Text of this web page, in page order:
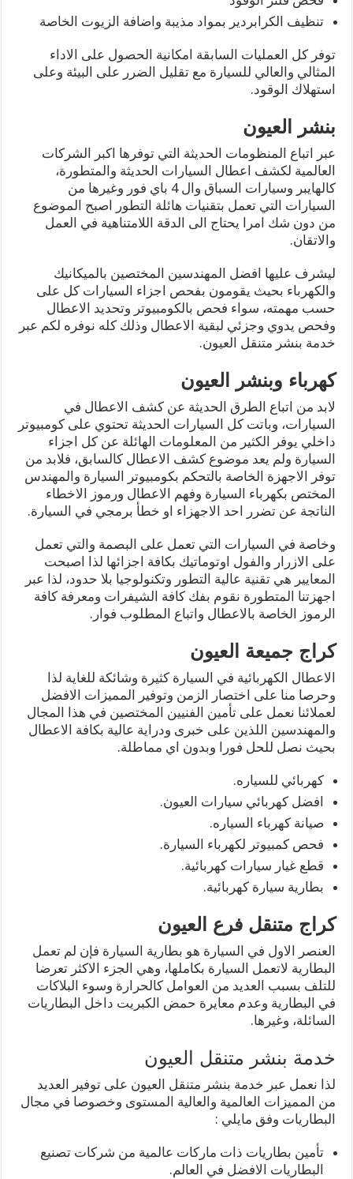
تنظيف الكرابردير بمواد مذيبة واضافة الزيوت الخاصة
توفر كل العمليات السابقة امكانية الحصول على الاداء
المثالي والعالي للسيارة مع تقليل الضرر على البيئة وعلى
استهلاك الوقود.
بنشر العيون
عبر اتباع المنظومات الحديثة التي توفرها اكبر الشركات
العالمية لكشف اعطال السيارات الحديثة والمتطورة،
كالهايبر وسيارات السباق وال 4 باي فور وغيرها من
السيارات التي تعمل بتقنيات هائلة التطور اصبح الموضوع
من دون شك امرا يحتاج الى الدقة اللامتناهية في العمل
والاتقان.
ليشرف عليها افضل المهندسين المختصين بالميكانيك
والكهرباء بحيث يقومون بفحص اجزاء السيارات كل على
حسب مهمته، سواء فحص بالكومبيوتر وتحديد الاعطال
وفحص يدوي وجزئي لبقية الاعطال وذلك كله نوفره لكم عبر
خدمة بنشر متنقل العيون.
كهرباء وبنشر العيون
لابد من اتباع الطرق الحديثة عن كشف الاعطال في
السيارات، وباتت كل السيارات الحديثة تحتوي على كومبيوتر
داخلي يوفر الكثير من المعلومات الهائلة عن كل اجزاء
السيارة ولم يعد موضوع كشف الاعطال كالسابق، فلابد من
توفر الاجهزة الخاصة بالتحكم بكومبيوتر السيارة والمهندس
المختص بكهرباء السيارة وفهم الاعطال ورموز الاخطاء
الناتجة عن تضرر احد الاجهزاء او خطأ برمجي في السيارة.
وخاصة في السيارات التي تعمل على البصمة والتي تعمل
على الازرار والفول اوتوماتيك بكافة اجزائها لذا اصبحت
المعايير هي تقنية عالية التطور وتكنولوجيا بلا حدود، لذا عبر
اجهزتنا المتطورة نقوم بفك كافة الشيفرات ومعرفة كافة
الرموز الخاصة بالاعطال واتباع المطلوب فوار.
كراج جميعة العيون
الاعطال الكهربائية في السيارة كثيرة وشائكة للغاية لذا
وحرصا منا على اختصار الزمن وتوفير المميزات الافضل
لعملائنا نعمل على تأمين الفنيين المختصين في هذا المجال
والمهندسين اللذين على خبرى ودراية عالية بكافة الاعطال
بحيث نصل للحل فورا وبدون اي مماطلة.
كهربائي للسياره.
افضل كهربائي سيارات العيون.
صيانة كهرباء السياره.
فحص كمبيوتر لكهرباء السيارة.
قطع غيار سيارات كهربائية.
بطارية سيارة كهربائية.
كراج متنقل فرع العيون
العنصر الاول في السيارة هو بطارية السيارة فإن لم تعمل
البطارية لاتعمل السيارة بكاملها، وهي الجزء الاكثر تعرضا
للتلف بسبب العديد من العوامل كالحرارة وسوء البلاكات
في البطارية وعدم معايرة حمض الكبريت داخل البطاريات
السائلة، وغيرها.
خدمة بنشر متنقل العيون
لذا نعمل عبر خدمة بنشر متنقل العيون على توفير العديد
من المميزات العالمية والعالية المستوى وخصوصا في مجال
البطاريات وفق مايلي :
تأمين بطاريات ذات ماركات عالمية من شركات تصنيع
البطاريات الافضل في العالم.